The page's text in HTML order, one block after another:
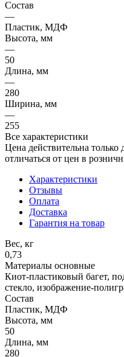
Состав
—
Пластик, МДФ
Высота, мм
—
50
Длина, мм
—
280
Ширина, мм
—
255
Все характеристики
Цена действительна
отличаться от цен в
Характеристики
Отзывы
Оплата
Доставка
Гарантия на товар
Вес, кг
0,73
Материалы основные
Киот-пластиковый багет,
стекло, изображение-
Состав
Пластик, МДФ
Высота, мм
50
Длина, мм
280